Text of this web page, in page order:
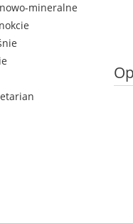
mineralne